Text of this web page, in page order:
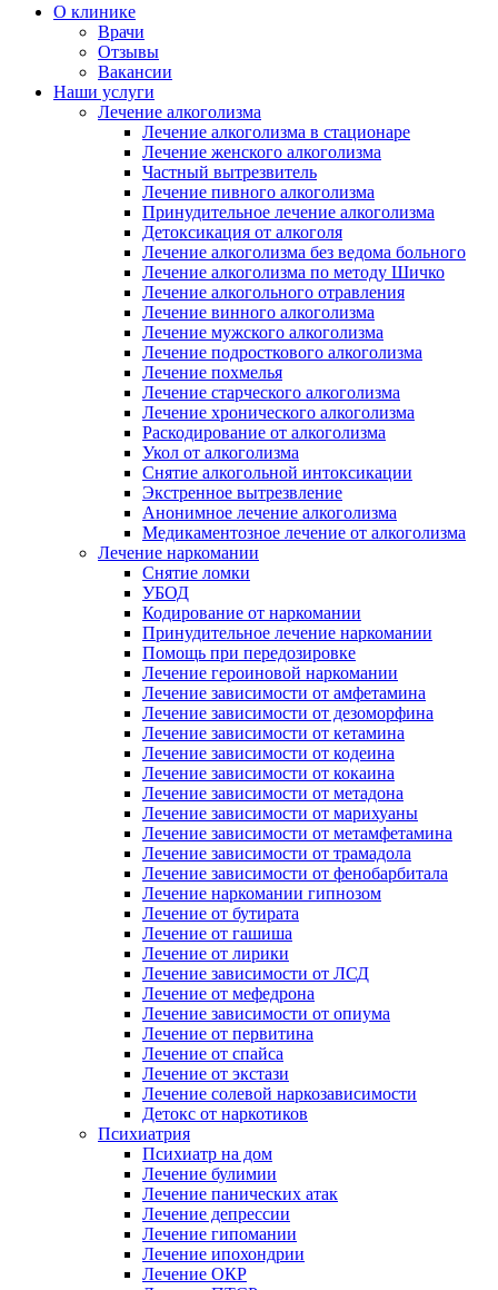
О клинике
Врачи
Отзывы
Вакансии
Наши услуги
Лечение алкоголизма
Лечение алкоголизма в стационаре
Лечение женского алкоголизма
Частный вытрезвитель
Лечение пивного алкоголизма
Принудительное лечение алкоголизма
Детоксикация от алкоголя
Лечение алкоголизма без ведома больного
Лечение алкоголизма по методу Шичко
Лечение алкогольного отравления
Лечение винного алкоголизма
Лечение мужского алкоголизма
Лечение подросткового алкоголизма
Лечение похмелья
Лечение старческого алкоголизма
Лечение хронического алкоголизма
Раскодирование от алкоголизма
Укол от алкоголизма
Снятие алкогольной интоксикации
Экстренное вытрезвление
Анонимное лечение алкоголизма
Медикаментозное лечение от алкоголизма
Лечение наркомании
Снятие ломки
УБОД
Кодирование от наркомании
Принудительное лечение наркомании
Помощь при передозировке
Лечение героиновой наркомании
Лечение зависимости от амфетамина
Лечение зависимости от дезоморфина
Лечение зависимости от кетамина
Лечение зависимости от кодеина
Лечение зависимости от кокаина
Лечение зависимости от метадона
Лечение зависимости от марихуаны
Лечение зависимости от метамфетамина
Лечение зависимости от трамадола
Лечение зависимости от фенобарбитала
Лечение наркомании гипнозом
Лечение от бутирата
Лечение от гашиша
Лечение от лирики
Лечение зависимости от ЛСД
Лечение от мефедрона
Лечение зависимости от опиума
Лечение от первитина
Лечение от спайса
Лечение от экстази
Лечение солевой наркозависимости
Детокс от наркотиков
Психиатрия
Психиатр на дом
Лечение булимии
Лечение панических атак
Лечение депрессии
Лечение гипомании
Лечение ипохондрии
Лечение ОКР